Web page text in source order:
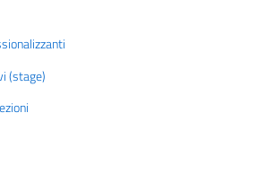
(stage)